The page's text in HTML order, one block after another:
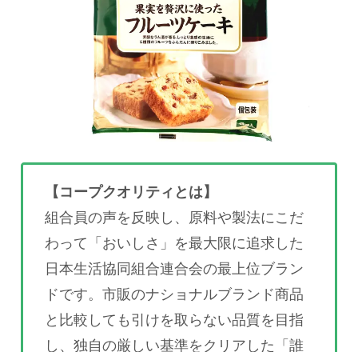
【コープクオリティとは】
組合員の声を反映し、原料や製法にこだ
わって「おいしさ」を最大限に追求した
日本生活協同組合連合会の最上位ブラン
ドです。市販のナショナルブランド商品
と比較しても引けを取らない品質を目指
し、独自の厳しい基準をクリアした「誰